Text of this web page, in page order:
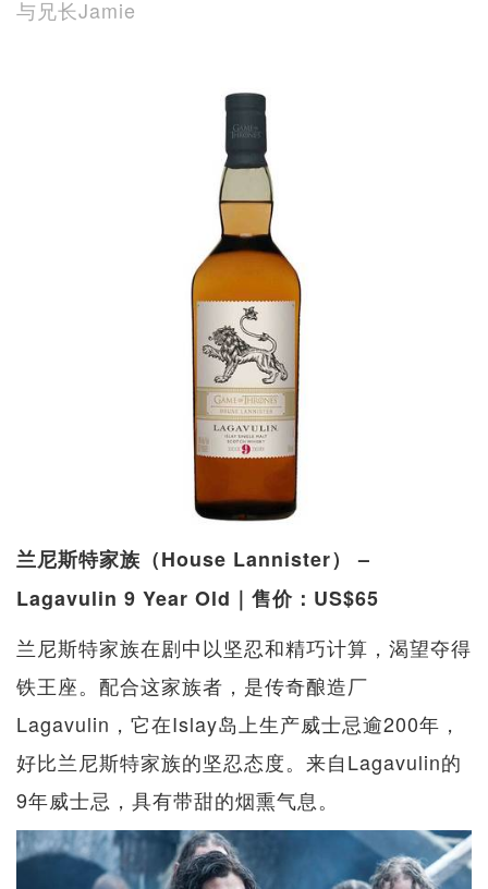
与兄长Jamie
兰尼斯特家族（House Lannister） –
Lagavulin 9 Year Old｜售价：US$65
兰尼斯特家族在剧中以坚忍和精巧计算，渴望夺得
铁王座。配合这家族者，是传奇酿造厂
Lagavulin，它在Islay岛上生产威士忌逾200年，
好比兰尼斯特家族的坚忍态度。来自Lagavulin的
9年威士忌，具有带甜的烟熏气息。